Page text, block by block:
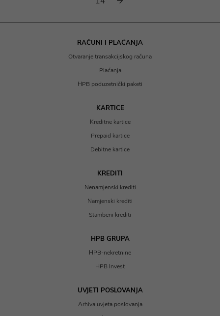
RAČUNI I PLAĆANJA
Otvaranje transakcijskog računa
Plaćanja
HPB poduzetnički paketi
KARTICE
Kreditne kartice
Prepaid kartice
Debitne kartice
KREDITI
Nenamjenski krediti
Namjenski krediti
Stambeni krediti
HPB GRUPA
HPB-nekretnine
HPB Invest
UVJETI POSLOVANJA
Arhiva uvjeta poslovanja